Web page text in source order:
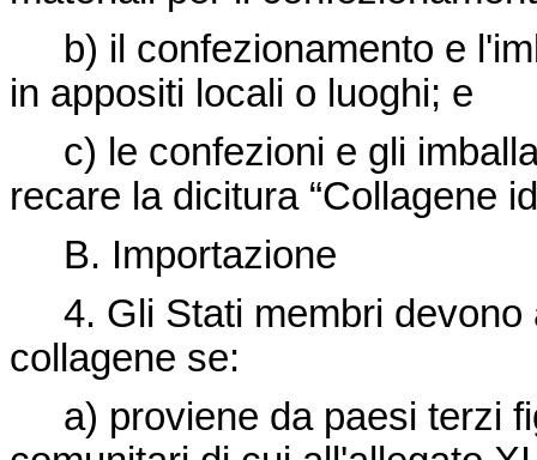
b) il confezionamento e
in appositi locali o luoghi; e
c) le confezioni e gli
recare la dicitura “Collagene
B. Importazione
4. Gli Stati membri
collagene se:
a) proviene da paesi terzi